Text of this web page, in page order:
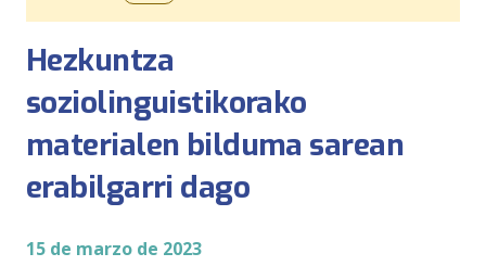
Hezkuntza
soziolinguistikorako
materialen bilduma sarean
erabilgarri dago
15 de marzo de 2023